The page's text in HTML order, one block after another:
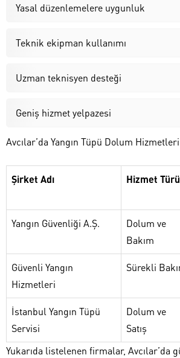
Yasal düzenlemelere uygunluk
Teknik ekipman kullanımı
Uzman teknisyen desteği
Geniş hizmet yelpazesi
Avcılar’da Yangın Tüpü Dolum Hizmetleri
Şirket Adı Hizmet Türü
Yangın Güvenliği A.Ş.
Dolum ve
Bakım
Güvenli Yangın
Hizmetleri
Sürekli
İstanbul Yangın Tüpü
Servisi
Dolum ve
Satış
Yukarıda listelenen firmalar, Avcılar’da